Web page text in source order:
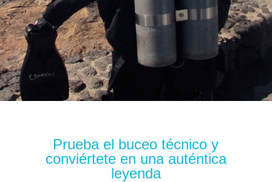
Prueba el buceo técnico y
conviértete en una auténtica
leyenda